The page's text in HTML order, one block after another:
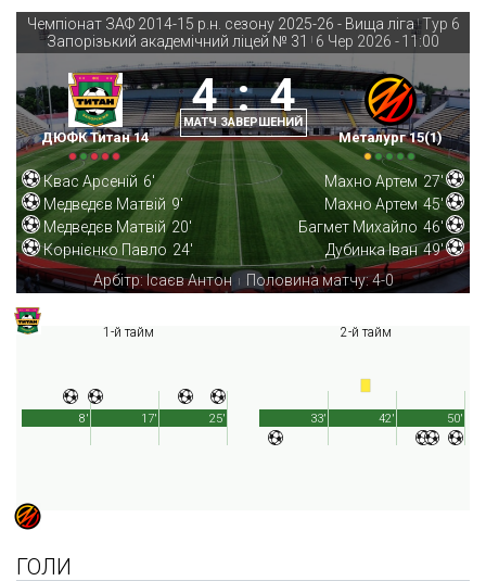
Чемпіонат ЗАФ 2014-15 р.н. сезону 2025-26 - Вища ліга | Тур 6
Запорізький академічний ліцей № 31
| 6 Чер 2026 - 11:00
ДЮФК Титан 14
4 : 4
МАТЧ ЗАВЕРШЕНИЙ
Металург 15(1)
Квас Арсеній 6'
Медведєв Матвій 9'
Медведєв Матвій 20'
Корнієнко Павло 24'
Махно Артем 27'
Махно Артем 45'
Багмет Михайло 46'
Дубинка Іван 49'
Арбітр: Ісаєв Антон
| Половина матчу: 4-0
1-й тайм
25'
8' 17'
2-й тайм
50'
33' 42'
ГОЛИ